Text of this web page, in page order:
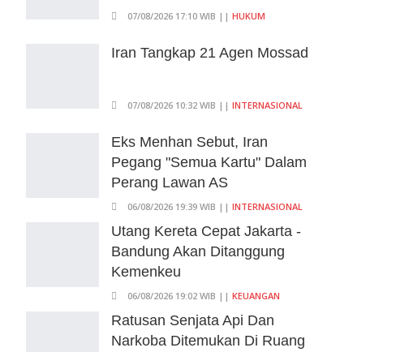
07/08/2026 17:10 WIB || HUKUM
Iran Tangkap 21 Agen Mossad
07/08/2026 10:32 WIB || INTERNASIONAL
Eks Menhan Sebut, Iran
Pegang "Semua Kartu" Dalam
Perang Lawan AS
06/08/2026 19:39 WIB || INTERNASIONAL
Utang Kereta Cepat Jakarta -
Bandung Akan Ditanggung
Kemenkeu
06/08/2026 19:02 WIB || KEUANGAN
Ratusan Senjata Api Dan
Narkoba Ditemukan Di Ruang